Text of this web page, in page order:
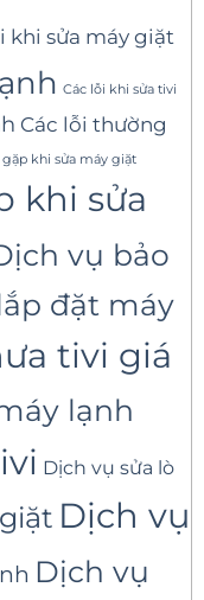
khi sửa máy giặt
Các lỗi khi sửa tivi
Các lỗi thường
khi sửa máy giặt
khi sửa
vụ bảo
đặt máy
tivi giá
lạnh
Dịch vụ sửa lò
Dịch vụ
Dịch vụ